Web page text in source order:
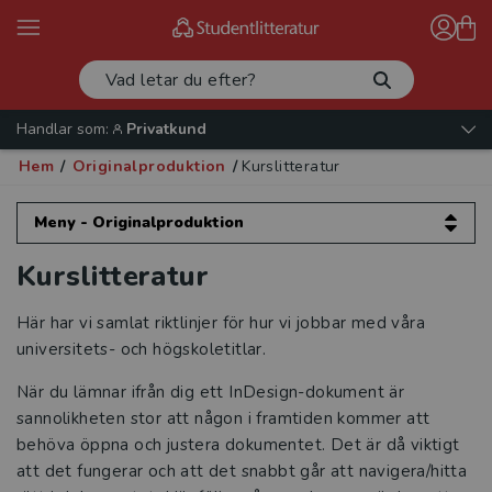
Handlar som:
Privatkund
Hem / Originalproduktion / Kurslitteratur
Meny - Originalproduktion
Originalproduktion
Kurslitteratur
Omslag
Inlagor
Kurslitteratur
Här har vi samlat riktlinjer för hur vi jobbar med våra
universitets- och högskoletitlar.
När du lämnar ifrån dig ett InDesign-dokument är
sannolikheten stor att någon i framtiden kommer att
behöva öppna och justera dokumentet. Det är då viktigt
att det fungerar och att det snabbt går att navigera/hitta